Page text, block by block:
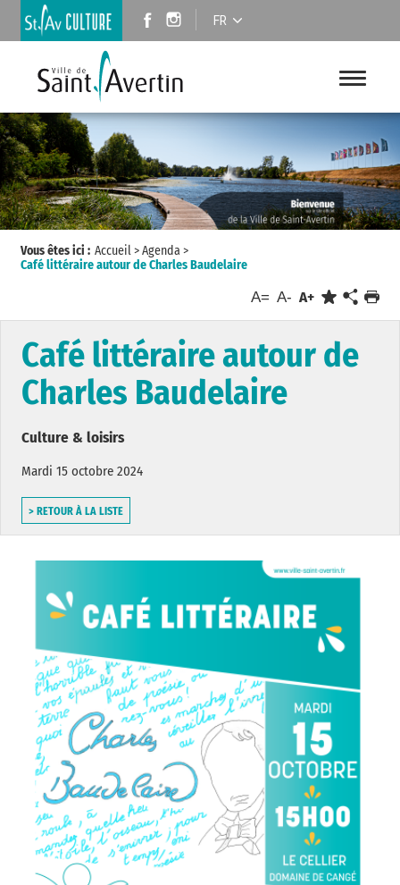
FR
Vous êtes ici : Accueil>Agenda>
Café littéraire autour de Charles Baudelaire
A= A- A+
Café littéraire autour de
Charles Baudelaire
Culture & loisirs
Mardi 15 octobre 2024
> RETOUR À LA LISTE